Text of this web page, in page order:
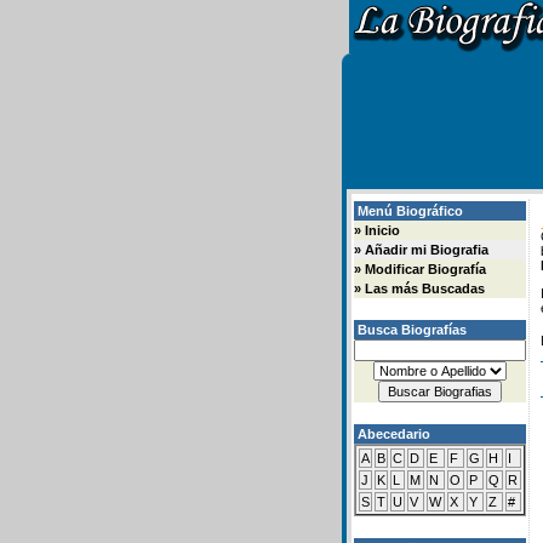
Menú Biográfico
» Inicio
» Añadir mi Biografia
» Modificar Biografía
» Las más Buscadas
Busca Biografías
Abecedario
A B C D E F G H
I
J
K L M N O P Q
R
S T U V W X Y Z #